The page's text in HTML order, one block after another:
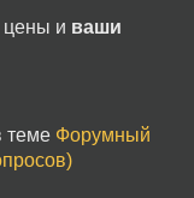
цены и ваши
теме Форумный